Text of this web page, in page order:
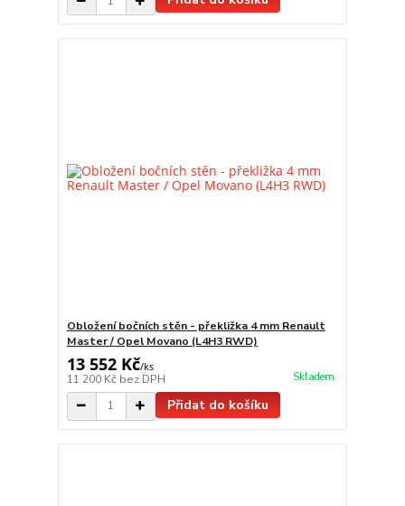
Obložení bočních stěn - překližka 4 mm Renault
Master / Opel Movano (L4H3 RWD)
13 552 Kč/ks
11 200 Kč bez DPH Skladem
Přidat do košíku